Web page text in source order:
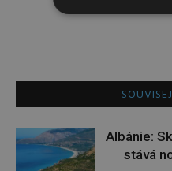
Albánie:
stává